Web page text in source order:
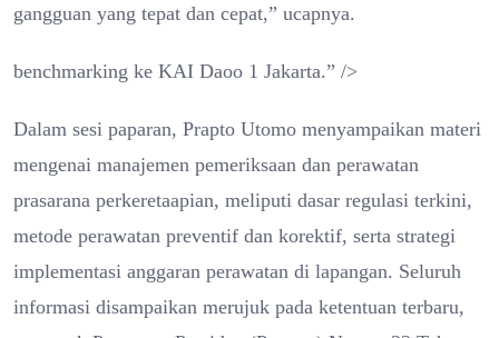
gangguan yang tepat dan cepat,” ucapnya.
benchmarking ke KAI Daoo 1 Jakarta.” />
Dalam sesi paparan, Prapto Utomo menyampaikan materi
mengenai manajemen pemeriksaan dan perawatan
prasarana perkeretaapian, meliputi dasar regulasi terkini,
metode perawatan preventif dan korektif, serta strategi
implementasi anggaran perawatan di lapangan. Seluruh
informasi disampaikan merujuk pada ketentuan terbaru,